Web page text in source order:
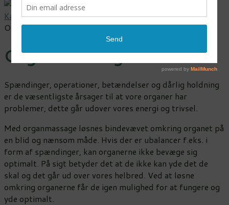
Kærlighed & nærvær>Jeg tilbyder>Fjernhealing>
Organmassage
Organmassage
Spændinger, operationer, betændelser og dårlig holdning
er de væsentligste årsager til at vore organer har
problemer, dette går udover vores energi og trivsel.
Med organmassage løsnes bindevævet omkring organet på
en blid og nænsom måde. Hvis der er ubalancer f.eks. i
form af spændinger, kan organerne ikke bevæge sig
optimalt. På sigt betyder det at de ikke kan yde det de
skal og det går ud over vores helbred. Ved at løsne
omkring organerne får de igen mulighed for at fungere og
yde optimalt.